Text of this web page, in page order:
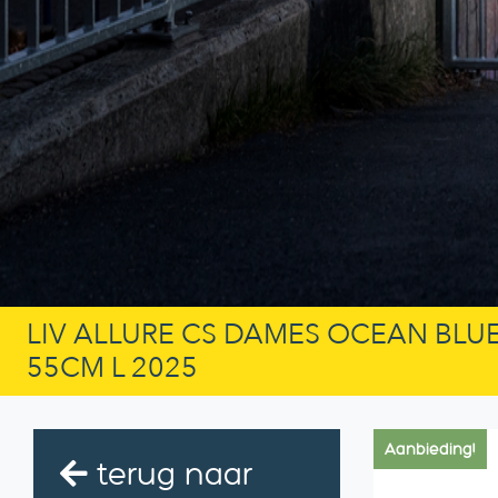
LIV ALLURE CS DAMES OCEAN
55CM L 2025
terug naar
Aanbieding!